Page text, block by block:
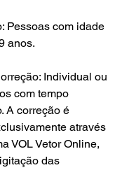
Pessoas com idade
anos.
Individual ou
com tempo
A correção é
através
VOL Vetor Online,
das